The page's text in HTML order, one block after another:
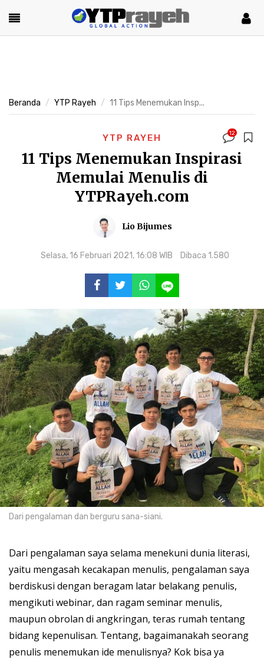
Beranda YTP Rayeh 11 Tips Menemukan Insp...
YTP RAYEH 12
11 Tips Menemukan Inspirasi
Memulai Menulis di
YTPRayeh.com
Lio Bijumes
Selasa, 16 Februari 2021, 16:08 WIB Dibaca 1.580
Dari pengalaman dan berguru sana-siani.
Dari pengalaman saya selama menekuni dunia literasi,
yaitu mengasah kecakapan menulis, pengalaman saya
berdiskusi dengan beragam latar belakang penulis,
mengikuti webinar, dan ragam seminar menulis,
maupun obrolan di angkringan, teras rumah tentang
bidang kepenulisan. Tentang, bagaimanakah seorang
penulis menemukan ide menulisnya? Kok bisa ya